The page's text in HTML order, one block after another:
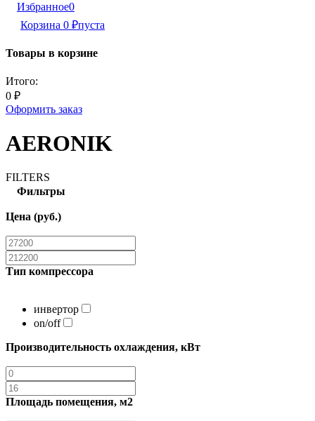
Избранное0
Корзина 0 ₽пуста
Товары в корзине
Итого:
0 ₽
Оформить заказ
AERONIK
FILTERS
Фильтры
Цена (руб.)
Тип компрессора
инвертор
on/off
Производительность охлаждения, кВт
Площадь помещения, м2